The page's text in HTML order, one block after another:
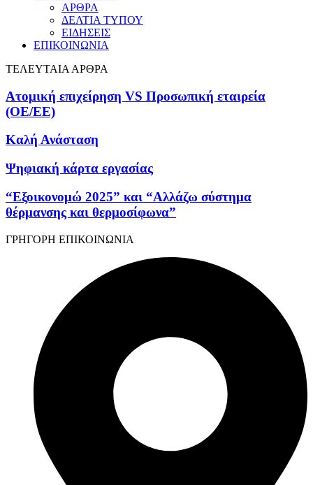
ΑΡΘΡΑ
ΔΕΛΤΙΑ ΤΥΠΟΥ
ΕΙΔΗΣΕΙΣ
ΕΠΙΚΟΙΝΩΝΙΑ
ΤΕΛΕΥΤΑΙΑ ΑΡΘΡΑ
Ατομική επιχείρηση VS Προσωπική εταιρεία
(OE/EE)
Καλή Ανάσταση
Ψηφιακή κάρτα εργασίας
“Εξοικονομώ 2025” και “Αλλάζω σύστημα
θέρμανσης και θερμοσίφωνα”
ΓΡΗΓΟΡΗ ΕΠΙΚΟΙΝΩΝΙΑ